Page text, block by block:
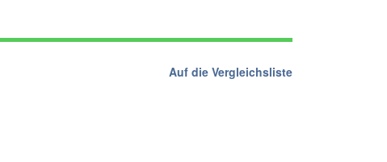
Auf die Vergleichsliste